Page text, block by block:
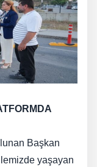
Başkan
yaşayan